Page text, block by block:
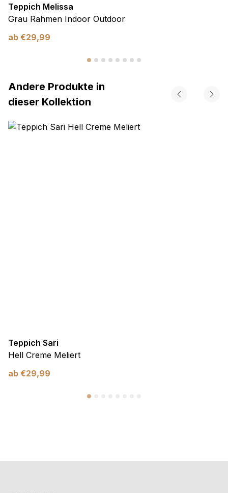
Teppich Melissa
Grau Rahmen Indoor Outdoor
ab €29,99
Andere Produkte in
dieser Kollektion
Teppich Sari
Hell Creme Meliert
ab €29,99